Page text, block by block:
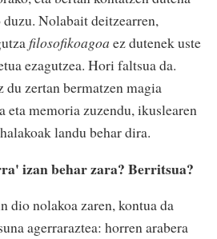
Nolabait deitzearren,
filosofikoagoa ez dutenek uste
ezagutzea. Hori faltsua da.
du zertan bermatzen magia
eta memoria zuzendu, ikuslearen
landu behar dira.
izan behar zara? Berritsua?
dio nolakoa zaren, kontua da
agerraraztea: horren arabera